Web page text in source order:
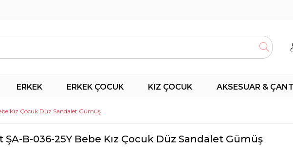
ERKEK ERKEK ÇOCUK KIZ ÇOCUK AKSESUAR &
Kız Çocuk Düz Sandalet Gümüş
ŞA-B-036-25Y Bebe Kız Çocuk Düz Sandalet Gümüş